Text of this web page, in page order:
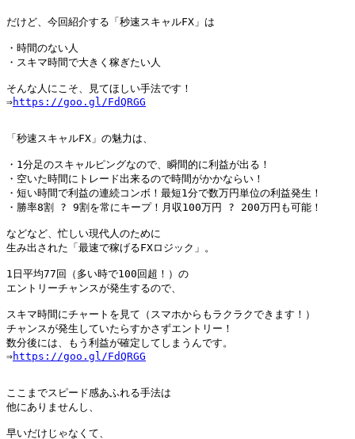
だけど、今回紹介する「秒速スキャルFX」は
・時間のない人
・スキマ時間で大きく稼ぎたい人
そんな人にこそ、見てほしい手法です！
⇒https://goo.gl/FdQRGG
「秒速スキャルFX」の魅力は、
・1分足のスキャルピングなので、瞬間的に利益が出る！
・空いた時間にトレード出来るので時間がかかならい！
・短い時間で利益の連続コンボ！最短1分で数万円単位の利益発生！
・勝率8割 ? 9割を常にキープ！月収100万円 ? 200万円も可能！
などなど、忙しい現代人のために
生み出された「最速で稼げるFXロジック」。
1日平均77回（多い時で100回超！）の
エントリーチャンスが発生するので、
スキマ時間にチャートを見て（スマホからもラクラクできます！）
チャンスが発生していたらすかさずエントリー！
数分後には、もう利益が確定してしまうんです。
⇒https://goo.gl/FdQRGG
ここまでスピード感あふれる手法は
他にありませんし、
早いだけじゃなくて、